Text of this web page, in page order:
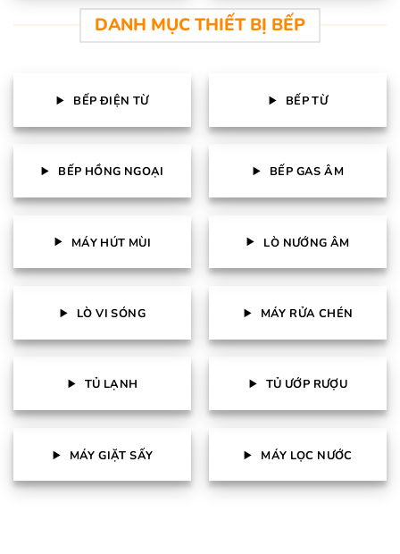
DANH MỤC THIẾT BỊ BẾP
BẾP ĐIỆN TỪ BẾP TỪ
BẾP HỒNG NGOẠI BẾP GAS ÂM
MÁY HÚT MÙI LÒ NƯỚNG ÂM
LÒ VI SÓNG MÁY RỬA CHÉN
TỦ LẠNH TỦ ƯỚP RƯỢU
MÁY GIẶT SẤY MÁY LỌC NƯỚC